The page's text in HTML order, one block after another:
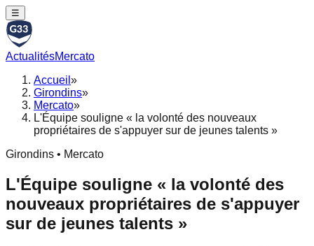
☰
ActualitésMercato
Accueil »
Girondins»
Mercato»
L'Équipe souligne « la volonté des nouveaux
propriétaires de s'appuyer sur de jeunes talents »
Girondins • Mercato
L'Équipe souligne « la volonté des
nouveaux propriétaires de s'appuyer
sur de jeunes talents »